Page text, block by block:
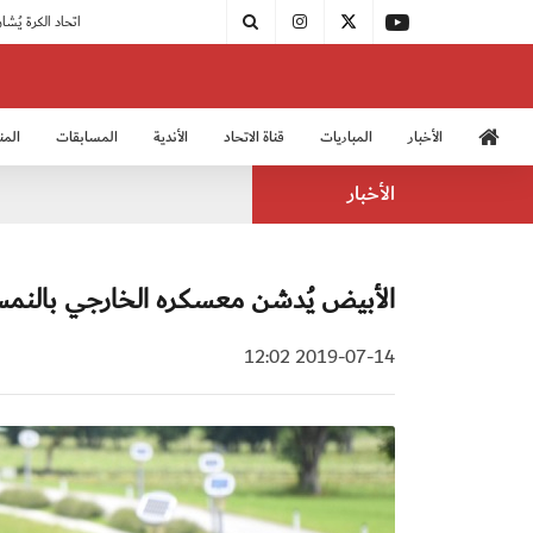
الأخبار المباريات قناة الاتحاد الأندية المسابقات
الأخبار
الأبيض يُدشن معسكره الخارجي بالنمسا
2019-07-14 12:02